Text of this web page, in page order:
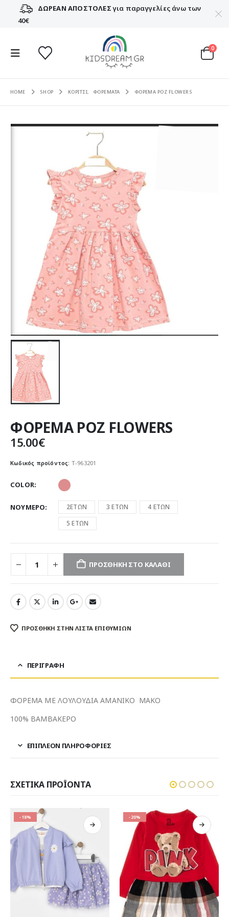
ΔΩΡΕΑΝ ΑΠΟΣΤΟΛΕΣγια παραγγελίες άνω των
40€
0
HOME SHOP ΚΟΡΙΤΣΙ, ΦΟΡΕΜΑΤΑ ΦΟΡΕΜΑ ΡΟΖ FLOWERS
ΦΟΡΕΜΑ ΡΟΖ FLOWERS
15.00€
Κωδικός προϊόντος: T-963201
COLOR
ΝΟΥΜΕΡΟ 2ΕΤΩΝ 3 ΕΤΩΝ
4 ΕΤΩΝ
5 ΕΤΩΝ
ΠΡΟΣΘΉΚΗ ΣΤΟ ΚΑΛΆΘΙ
ΠΡΌΣΘΉΚΗ ΣΤΗΝ ΛΊΣΤΑ ΕΠΙΘΥΜΙΏΝ
ΠΕΡΙΓΡΑΦΉ
ΦΟΡΕΜΑ ΜΕ ΛΟΥΛΟΥΔΙΑ ΑΜΑΝΙΚΟ ΜΑΚΟ
100% ΒΑΜΒΑΚΕΡΟ
ΕΠΙΠΛΈΟΝ ΠΛΗΡΟΦΟΡΊΕΣ
ΣΧΕΤΙΚΆ ΠΡΟΪΌΝΤΑ
-20% -19%